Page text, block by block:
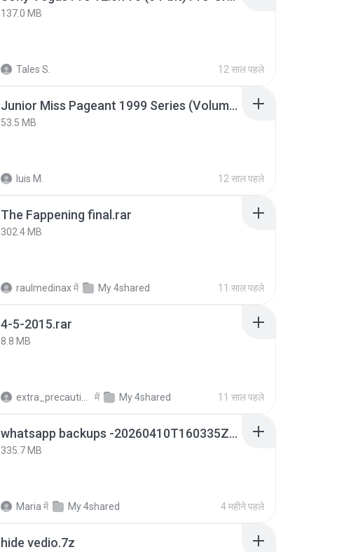
137.0 MB
Tales S. 12 साल पहले
Junior Miss Pageant 1999 Series (Volume I Part I NC 6).7z
53.5 MB
luis M. 12 साल पहले
The Fappening final.rar
302.4 MB
raulmedinaxमें My 4shared 11 साल पहले
4-5-2015.rar
8.8 MB
में My 4shared 11 साल पहले
whatsapp backups -20260410T160335Z-3-001.zip
335.7 MB
Maria में My 4shared 4 महीने पहले
hide vedio.7z